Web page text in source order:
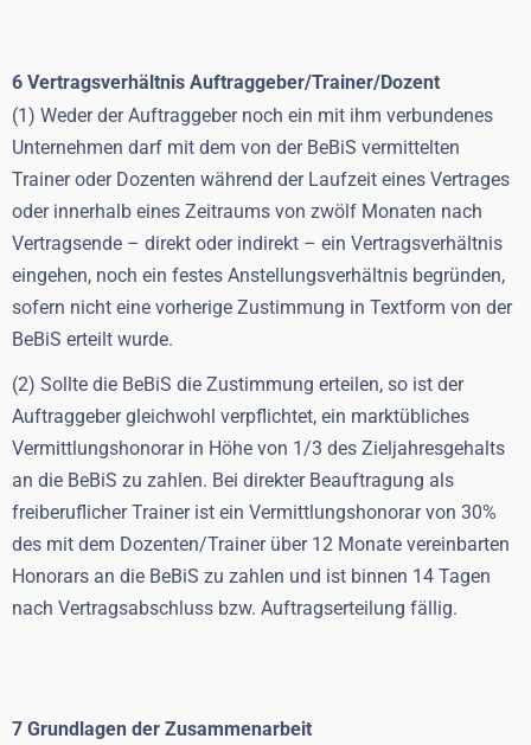
6 Vertragsverhältnis Auftraggeber/Trainer/Dozent
(1) Weder der Auftraggeber noch ein mit ihm verbundenes
Unternehmen darf mit dem von der BeBiS vermittelten
Trainer oder Dozenten während der Laufzeit eines Vertrages
oder innerhalb eines Zeitraums von zwölf Monaten nach
Vertragsende – direkt oder indirekt – ein Vertragsverhältnis
eingehen, noch ein festes Anstellungsverhältnis begründen,
sofern nicht eine vorherige Zustimmung in Textform von der
BeBiS erteilt wurde.
(2) Sollte die BeBiS die Zustimmung erteilen, so ist der
Auftraggeber gleichwohl verpflichtet, ein marktübliches
Vermittlungshonorar in Höhe von 1/3 des Zieljahresgehalts
an die BeBiS zu zahlen. Bei direkter Beauftragung als
freiberuflicher Trainer ist ein Vermittlungshonorar von 30%
des mit dem Dozenten/Trainer über 12 Monate vereinbarten
Honorars an die BeBiS zu zahlen und ist binnen 14 Tagen
nach Vertragsabschluss bzw. Auftragserteilung fällig.
7 Grundlagen der Zusammenarbeit